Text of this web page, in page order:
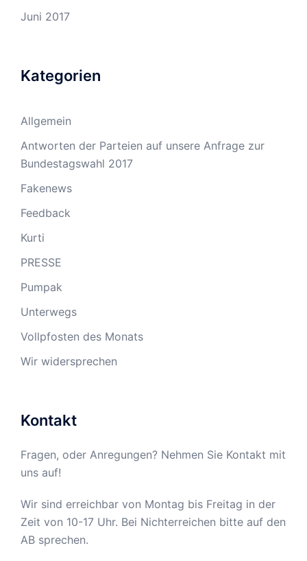
Juni 2017
Kategorien
Allgemein
Antworten der Parteien auf unsere Anfrage zur
Bundestagswahl 2017
Fakenews
Feedback
Kurti
PRESSE
Pumpak
Unterwegs
Vollpfosten des Monats
Wir widersprechen
Kontakt
Fragen, oder Anregungen? Nehmen Sie Kontakt mit
uns auf!
Wir sind erreichbar von Montag bis Freitag in der
Zeit von 10-17 Uhr. Bei Nichterreichen bitte auf den
AB sprechen.